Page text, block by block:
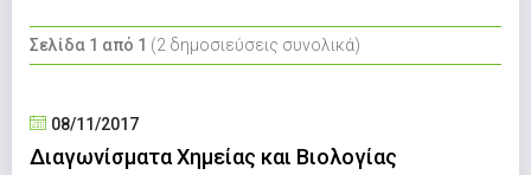
Σελίδα 1 από 1 (2 δημοσιεύσεις συνολικά)
08/11/2017
Διαγωνίσματα Χημείας και Βιολογίας